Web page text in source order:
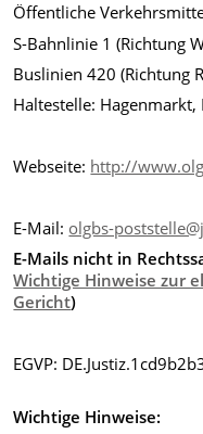
Öffentliche
S-Bahnlinie 1 (Richtung
Buslinien 420 (Richtung
Haltestelle: Hagenmarkt,
Webseite: http://
E-Mail: olgbs-
E-Mails nicht in
Wichtige Hinweise zur
Gericht)
EGVP:
Wichtige Hinweise: